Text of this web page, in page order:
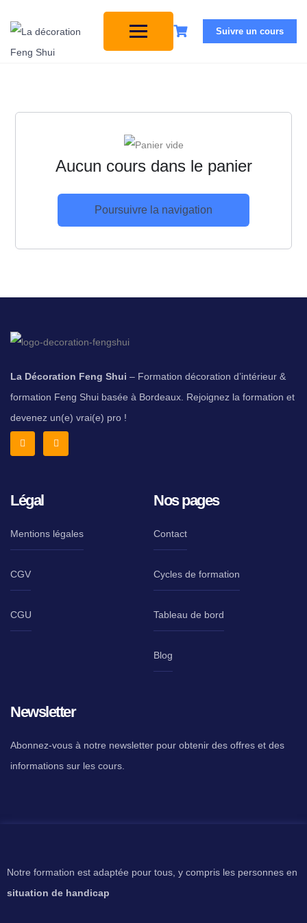
Suivre un cours
Aucun cours dans le panier
Poursuivre la navigation
La Décoration Feng Shui – Formation décoration d’intérieur &
formation Feng Shui basée à Bordeaux. Rejoignez la formation et
devenez un(e) vrai(e) pro !
Légal
Mentions légales
CGV
CGU
Nos pages
Contact
Cycles de formation
Tableau de bord
Blog
Newsletter
Abonnez-vous à notre newsletter pour obtenir des offres et des
informations sur les cours.
Notre formation est adaptée pour tous, y compris les personnes en
situation de handicap